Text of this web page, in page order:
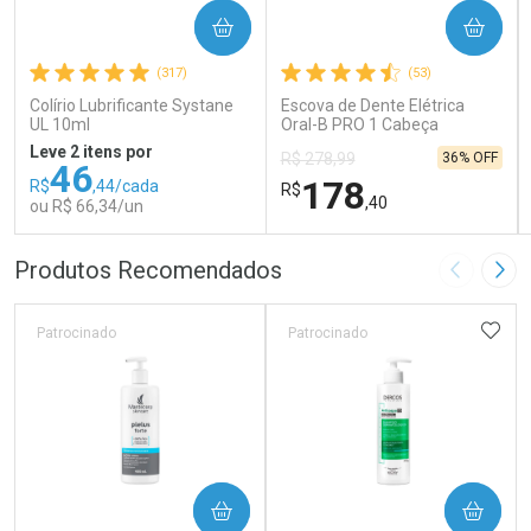
(317)
Colírio Lubrificante Systane
UL 10ml
Leve 2 itens por
R$46,44/cada
ou R$ 66,34/un
COMPRAR
FECHAR
FECHAR
Por Menos
(53)
Escova de Dente Elétrica
Oral-B PRO 1 Cabeça
Redonda Recarregável 1
Unidade
R$ 278,99
R$178,40
36% OFF
COMPRAR
Por Menos
Produtos Recomendados Imagem
Patrocinado
COMPRAR
Patrocinado
COMPRAR